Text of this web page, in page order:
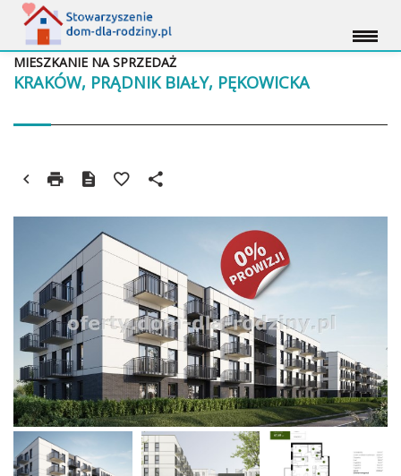
KRAKÓW, PRĄDNIK BIAŁY, PĘKOWICKA
MIESZKANIE NA SPRZEDAŻ